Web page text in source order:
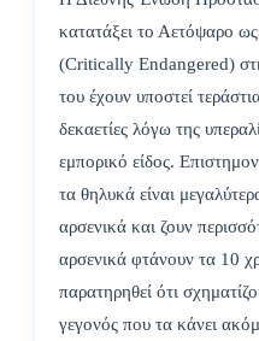
κατατάξει το Αετόψαρο ως
(Critically Endangered)
του έχουν υποστεί
δεκαετίες λόγω της
εμπορικό είδος.
τα θηλυκά είναι
αρσενικά και ζουν
αρσενικά φτάνουν τα 10
παρατηρηθεί ότι
γεγονός που τα κάνει